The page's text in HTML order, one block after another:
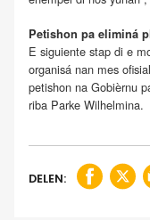
Petishon pa eliminá
E siguiente stap di e
organisá nan mes
petishon na Gobièrnu
riba Parke Wilhelmina.
DELEN: